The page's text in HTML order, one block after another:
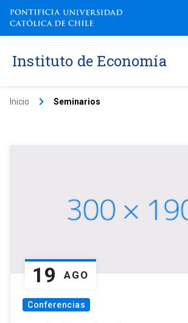
Instituto de Economía
Inicio keyboard_arrow_right Seminarios
19 AGO
Conferencias